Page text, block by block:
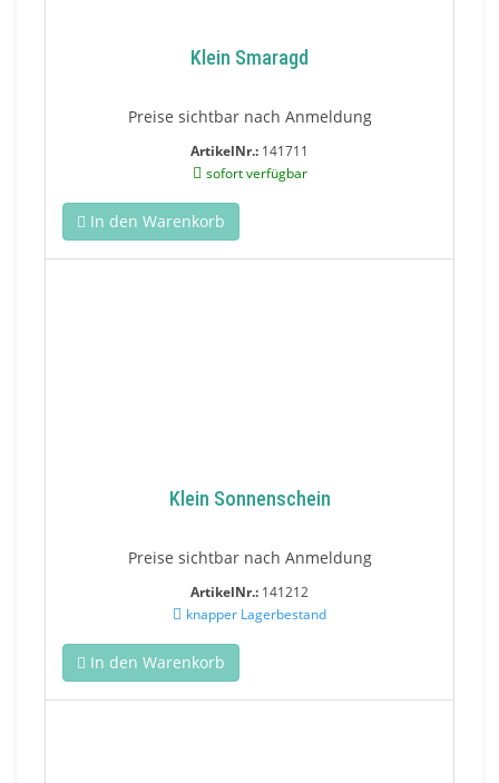
Klein Smaragd
Preise sichtbar nach Anmeldung
ArtikelNr.: 141711
sofort verfügbar
In den Warenkorb
Klein Sonnenschein
Preise sichtbar nach Anmeldung
ArtikelNr.: 141212
knapper Lagerbestand
In den Warenkorb